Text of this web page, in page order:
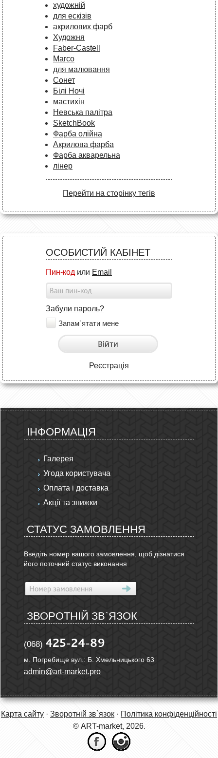
художній
для ескізів
акрилових фарб
Художня
Faber-Castell
Marco
для малювання
Сонет
Білі Ночі
мастихін
Невська палітра
SketchBook
Фарба олійна
Акрилова фарба
Фарба акварельна
лінер
Перейти на сторінку тегів
ОСОБИСТИЙ КАБІНЕТ
Пин-код или Email
Забули пароль?
Запам`ятати мене
Війти
Реєстрація
ІНФОРМАЦІЯ
Галерея
Угода користувача
Оплата і доставка
Акції та знижки
СТАТУС ЗАМОВЛЕННЯ
Введіть номер вашого замовлення, щоб дізнатися
його поточний статус виконання
ЗВОРОТНІЙ ЗВ`ЯЗОК
(068) 425-24-89
м. Погребище вул.: Б. Хмельницького 63
admin@art-market.pro
Карта сайту · Зворотній зв`язок · Політика конфіденційності
© ART-market, 2026.